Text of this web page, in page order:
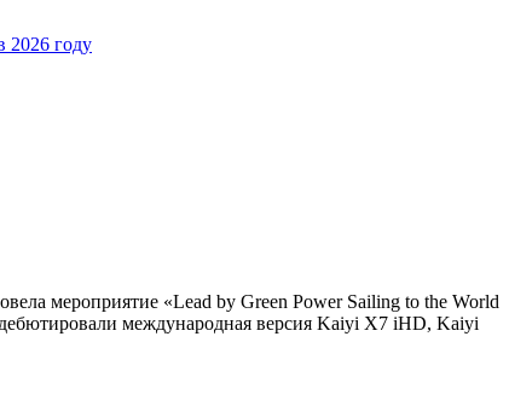
2026 году
мероприятие «Lead by Green Power Sailing to the World
международная версия Kaiyi X7 iHD, Kaiyi